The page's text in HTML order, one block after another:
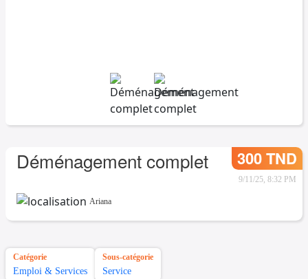
Déménagement complet 300 TND
9/11/25, 8:32 PM
Ariana
Catégorie
Emploi & Services
Sous-catégorie
Service